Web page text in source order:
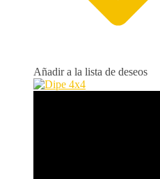
Añadir a la lista de deseos